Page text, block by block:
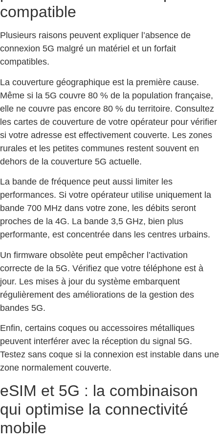
compatible
Plusieurs raisons peuvent expliquer l’absence de
connexion 5G malgré un matériel et un forfait
compatibles.
La couverture géographique est la première cause.
Même si la 5G couvre 80 % de la population française,
elle ne couvre pas encore 80 % du territoire. Consultez
les cartes de couverture de votre opérateur pour vérifier
si votre adresse est effectivement couverte. Les zones
rurales et les petites communes restent souvent en
dehors de la couverture 5G actuelle.
La bande de fréquence peut aussi limiter les
performances. Si votre opérateur utilise uniquement la
bande 700 MHz dans votre zone, les débits seront
proches de la 4G. La bande 3,5 GHz, bien plus
performante, est concentrée dans les centres urbains.
Un firmware obsolète peut empêcher l’activation
correcte de la 5G. Vérifiez que votre téléphone est à
jour. Les mises à jour du système embarquent
régulièrement des améliorations de la gestion des
bandes 5G.
Enfin, certains coques ou accessoires métalliques
peuvent interférer avec la réception du signal 5G.
Testez sans coque si la connexion est instable dans une
zone normalement couverte.
eSIM et 5G : la combinaison
qui optimise la connectivité
mobile